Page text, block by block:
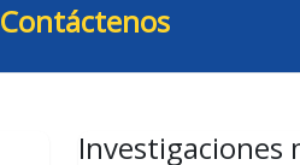
Contáctenos
Investigaciones